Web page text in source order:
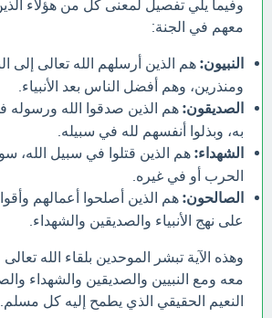
وفيما يلي تفصيل لمعنى كل من هؤلاء
معهم في الجنة:
النبيون: هم الذين أرسلهم الله تعالى إلى
ومنذرين، وهم أفضل الناس بعد الأنبياء.
الصديقون: هم الذين صدقوا الله ورسوله
به، وبذلوا أنفسهم لله في سبيله.
الشهداء: هم الذين قتلوا في سبيل الله،
الحرب أو في غيره.
الصالحون: هم الذين أصلحوا أعمالهم
على نهج الأنبياء والصديقين والشهداء.
وهذه الآية تبشر الموحدين بلقاء الله
معه ومع النبيين والصديقين والشهداء
النعيم الحقيقي الذي يطمح إليه كل مسلم.